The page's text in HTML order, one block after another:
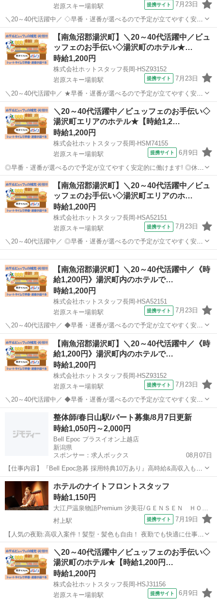
岩原スキー場前駅
提携サイト 7月23日
＼20～40代活躍中／ ◇早番・遅番が選べるので予定が立てやすく安定
的に働けます! ◇休憩なしの実働6時間勤務なので効率的に稼いでプラ
イベート充実♪ ────────────────── ＼お仕事の詳細♪/
──────...
新潟 南魚沼市 岩原スキー場前駅
【南魚沼郡湯沢町】＼20～40代活躍中／ビュ
ッフェのお手伝い◇湯沢町のホテル★…
時給1,200円
株式会社ホットスタッフ長岡-HSZ93152
岩原スキー場前駅
提携サイト 7月23日
＼20～40代活躍中／ ★早番・遅番が選べるので予定が立てやすく安定
的に働けます! ★休憩なしの実働6時間勤務なので効率的に稼いでプラ
イベート充実♪ ━━━━━━━━━━━━━━━━━━━━ 【仕事内
容】 リゾートホテ...
新潟 南魚沼市 岩原スキー場前駅
＼20～40代活躍中／ビュッフェのお手伝い◇
湯沢町エリアのホテル★【時給1,2…
時給1,200円
株式会社ホットスタッフ長岡-HSM74155
岩原スキー場前駅
提携サイト 6月9日
◎早番・遅番が選べるので予定が立てやすく安定的に働けます! ◎休憩
なしの実働6時間勤務なので効率的に稼いでプライベート充実♪
◆◆◆◆◆◆◆◆◆◆◆◆◆◆◆ ★仕事内容★
◆◆◆◆◆◆◆◆◆◆◆◆◆◆◆ リゾートホテルで...
新潟 岩原スキー場前駅 ホテル
【南魚沼郡湯沢町】＼20～40代活躍中／ビュ
ッフェのお手伝い◇湯沢町エリアのホ…
時給1,200円
株式会社ホットスタッフ長岡-HSA52151
岩原スキー場前駅
提携サイト 7月23日
＼20～40代活躍中／ ◎早番・遅番が選べるので予定が立てやすく安定
的に働けます! ◎休憩なしの実働6時間勤務なので効率的に稼いでプラ
イベート充実♪ ◆◆◆◆◆◆◆◆◆◆◆◆◆◆◆ ★仕事内容★
◆◆◆◆◆◆◆◆◆◆◆◆...【南魚沼郡湯沢町】＼20～40代活躍中／《時
給1,200円》湯沢町内のホテルで…
時給1,200円
株式会社ホットスタッフ長岡-HSA52151
岩原スキー場前駅
提携サイト 7月23日
＼20～40代活躍中／ ◆早番・遅番が選べるので予定が立てやすく安定
的に働けます! ◆休憩なしの実働6時間勤務なので効率的に稼いでプラ
イベート充実♪ ┏━━━━━━━━━━━━━━┓ お仕事内容
━━━━━━━━━━━...
新潟 南魚沼市 岩原スキー場前駅
【南魚沼郡湯沢町】＼20～40代活躍中／《時
給1,200円》湯沢町内のホテルで…
時給1,200円
株式会社ホットスタッフ長岡-HSZ93152
岩原スキー場前駅
提携サイト 7月23日
＼20～40代活躍中／ ◆早番・遅番が選べるので予定が立てやすく安定
的に働けます! ◆休憩なしの実働6時間勤務なので効率的に稼いでプラ
======...
南魚沼市 岩原スキー場前駅 ホテル
整体師/春日山駅/パート募集/8月7日更新
時給1,050円～2,000円
Bell Epoc プラスイオン上越店
新潟県
スポンサー：求人ボックス
08月07日
【仕事内容】『Bell Epoc急募 採用特典10万あり』高時給&高収入も叶
う <募集職種> 整体師 <仕事内容> リラクゼーションセラピストとして
『癒されたい』『元気になりたい』『健康になりたい』などの悩みを
施術でサポートする...
アルバイト・パート
ホテルのナイトフロントスタッフ
時給1,150円
大江戸温泉物語Premium 汐美荘/ＧＥＮＳＥＮ ＨＯＬＤＩＮＧＳ株式会社
村上駅
提携サイト 7月19日
【人気の夜勤:高収入案件！髪型・髪色も自由！ 夜勤でも快適に仕事が
できる環境が整っています】 フロントでの接客や電話応対、館内の巡
回や簡易清掃、PCでの事務作業をお任せします。 日中の時間帯に比べ
てお客様対応が少ないため ...
新潟 村上市 ホテル
＼20～40代活躍中／ビュッフェのお手伝い◇
湯沢町のホテル★【時給1,200円…
時給1,200円
株式会社ホットスタッフ長岡-HSJ31156
岩原スキー場前駅
提携サイト 6月9日